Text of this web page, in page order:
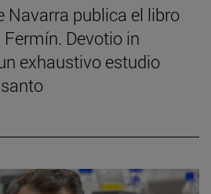
Navarra publica el libro
Fermín. Devotio in
exhaustivo estudio